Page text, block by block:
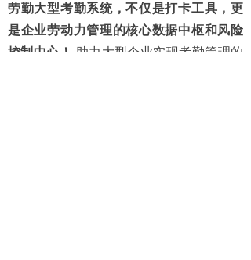
劳勤大型考勤系统，不仅是打卡工具，更
是企业劳动力管理的核心数据中枢和风险
控制中心！
助力大型企业实现考勤管理的